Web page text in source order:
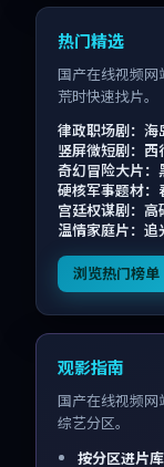
热门精选
国产在线视频网
荒时快速找片。
律政职场剧：海
竖屏微短剧：西
奇幻冒险大片：
硬核军事题材：
宫廷权谋剧：高
温情家庭片：追
浏览热门榜单
观影指南
国产在线视频网
综艺分区。
按分区进片库